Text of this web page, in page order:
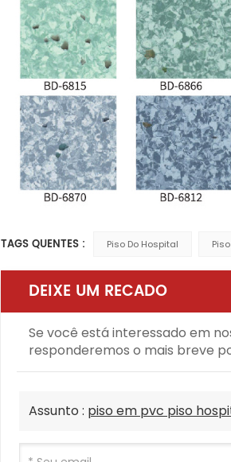
TAGS QUENTES : Piso Do Hospital
DEIXE UM RECADO
Se você está interessado em
responderemos o mais breve
Assunto : piso em pvc piso